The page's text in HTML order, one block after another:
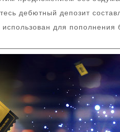
дебютный депозит
для